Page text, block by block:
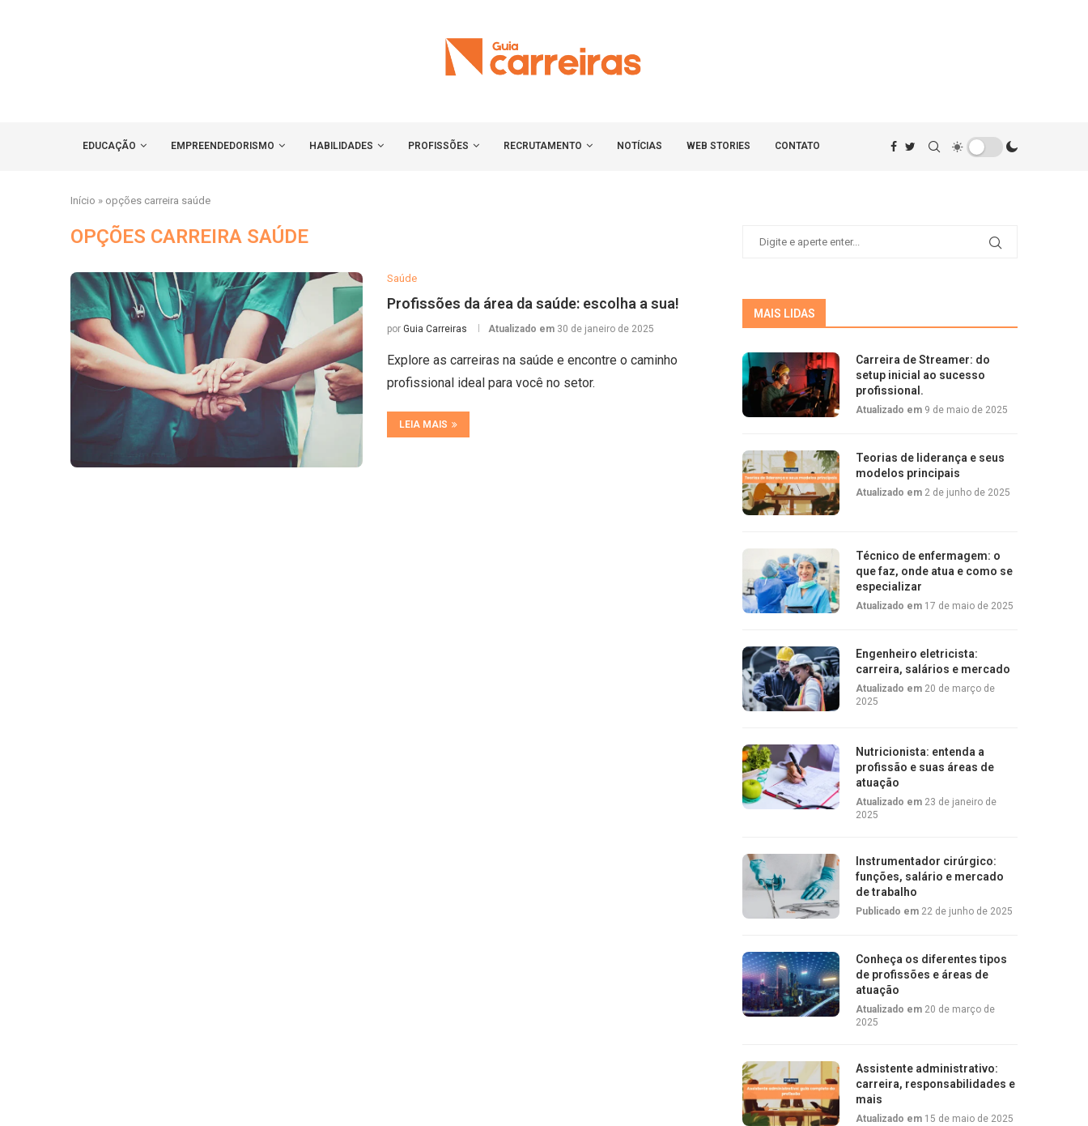
EDUCAÇÃO EMPREENDEDORISMO HABILIDADES PROFISSÕES RECRUTAMENTO NOTÍCIAS WEB STORIES CONTATO
Início » opções carreira saúde
OPÇÕES CARREIRA SAÚDE
Saúde
Profissões da área da saúde: escolha a sua!
por Guia Carreiras Atualizado em 30 de janeiro de 2025
Explore as carreiras na saúde e encontre o caminho
profissional ideal para você no setor.
LEIA MAIS
MAIS LIDAS
Carreira de Streamer: do
setup inicial ao sucesso
profissional.
Atualizado em 9 de maio de 2025
Teorias de liderança e seus
modelos principais
Atualizado em 2 de junho de 2025
Técnico de enfermagem: o
que faz, onde atua e como se
especializar
Atualizado em 17 de maio de 2025
Engenheiro eletricista:
carreira, salários e mercado
Atualizado em 20 de março de
2025
Nutricionista: entenda a
profissão e suas áreas de
atuação
Atualizado em 23 de janeiro de
2025
Instrumentador cirúrgico:
funções, salário e mercado
de trabalho
Publicado em 22 de junho de 2025
Conheça os diferentes tipos
de profissões e áreas de
atuação
Atualizado em 20 de março de
2025
Assistente administrativo:
carreira, responsabilidades e
mais
Atualizado em 15 de maio de 2025